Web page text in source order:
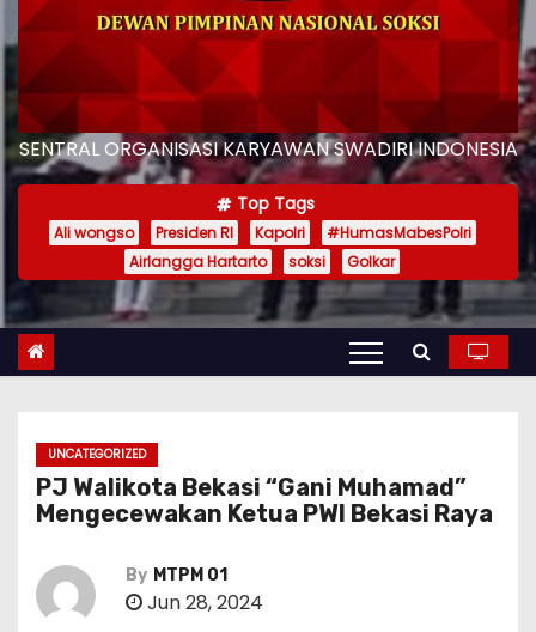
SENTRAL ORGANISASI KARYAWAN SWADIRI INDONESIA
Top Tags
Ali wongso Presiden RI Kapolri
#HumasMabesPolri
Airlangga Hartarto
soksi Golkar
UNCATEGORIZED
PJ Walikota Bekasi “Gani Muhamad”
Mengecewakan Ketua PWI Bekasi Raya
By MTPM 01
Jun 28, 2024